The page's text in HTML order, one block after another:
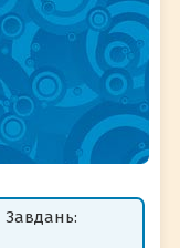
Завдань: